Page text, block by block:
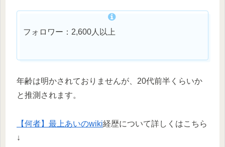
フォロワー：2,600人以上
年齢は明かされておりませんが、20代前半くらいか
と推測されます。
【何者】最上あいのwiki経歴について詳しくはこちら
↓